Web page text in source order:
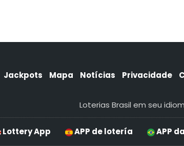
Jackpots Mapa Notícias Privacidade
Loterias Brasil em seu
Lottery App APP de lotería APP